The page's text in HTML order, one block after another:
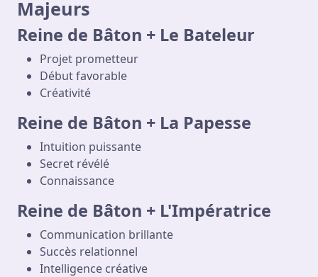
Majeurs
Reine de Bâton + Le Bateleur
Projet prometteur
Début favorable
Créativité
Reine de Bâton + La Papesse
Intuition puissante
Secret révélé
Connaissance
Reine de Bâton + L'Impératrice
Communication brillante
Succès relationnel
Intelligence créative